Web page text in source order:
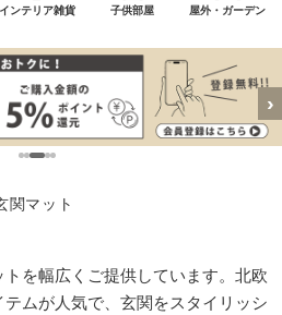
インテリア雑貨 子供部屋 屋外・ガーデン
›
関マット
を幅広くご提供しています。北欧
ムが人気で、玄関をスタイリッシ